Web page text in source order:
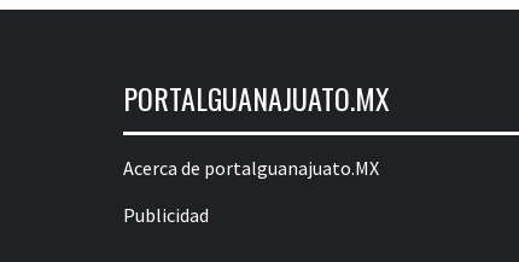
PORTALGUANAJUATO.MX
Acerca de portalguanajuato.MX
Publicidad